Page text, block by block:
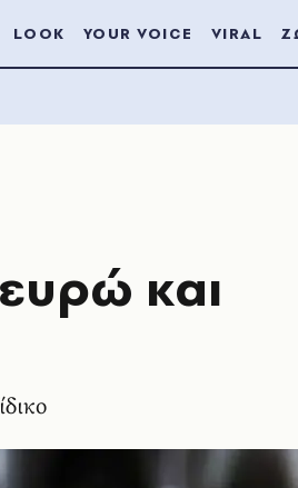
LOOK YOUR VOICE VIRAL
και